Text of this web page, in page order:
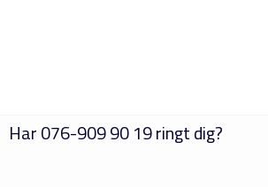
Har076-909 90 19ringt dig?